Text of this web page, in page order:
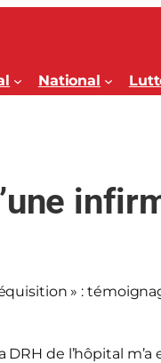
National
» :
DRH de l’hôpital